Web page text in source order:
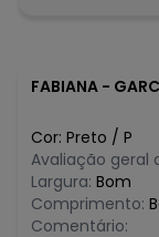
algum dia do
julho/2026
junho/2026
maio/2026
abril/2026
março/2026
FABIANA -
Cor: Preto / P
Avaliação geral
Largura: Bom
Comprimento:
Comentário: